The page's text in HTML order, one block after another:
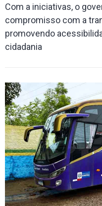
Com a iniciativas, o
compromisso com a
promovendo
cidadania